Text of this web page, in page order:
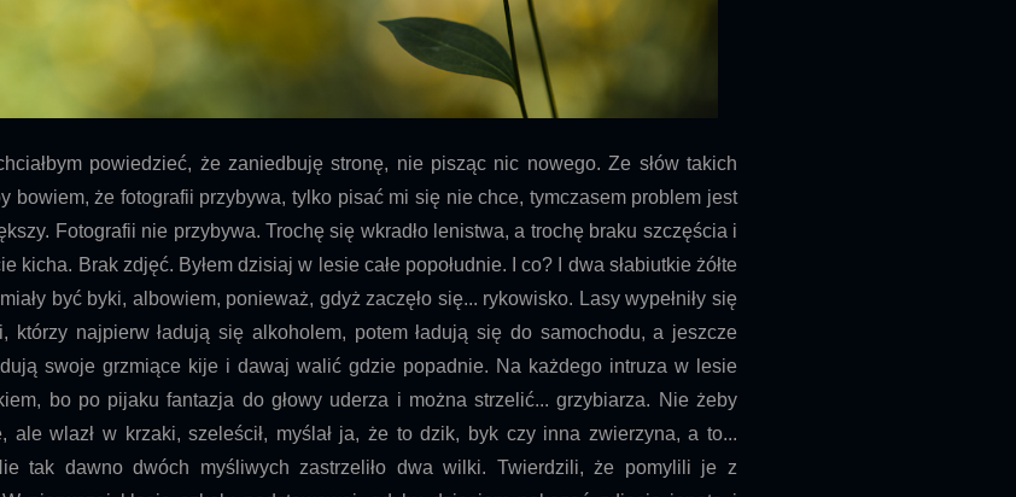
powiedzieć, że zaniedbuję stronę, nie pisząc nic nowego. Ze słów takich
bowiem, że fotografii przybywa, tylko pisać mi się nie chce, tymczasem problem jest
Fotografii nie przybywa. Trochę się wkradło lenistwa, a trochę braku szczęścia i
kicha. Brak zdjęć. Byłem dzisiaj w lesie całe popołudnie. I co? I dwa słabiutkie żółte
być byki, albowiem, ponieważ, gdyż zaczęło się... rykowisko. Lasy wypełniły się
którzy najpierw ładują się alkoholem, potem ładują się do samochodu, a jeszcze
swoje grzmiące kije i dawaj walić gdzie popadnie. Na każdego intruza w lesie
bo po pijaku fantazja do głowy uderza i można strzelić... grzybiarza. Nie żeby
ale wlazł w krzaki, szeleścił, myślał ja, że to dzik, byk czy inna zwierzyna, a to...
tak dawno dwóch myśliwych zastrzeliło dwa wilki. Twierdzili, że pomylili je z